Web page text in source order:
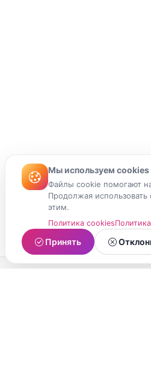
Мы используем cookies
Файлы cookie помогают
Продолжая использовать
этим.
Политика cookies
Принять